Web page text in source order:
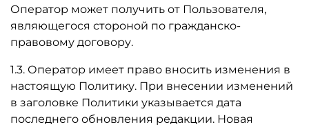
Оператор может получить от Пользователя,
являющегося стороной по гражданско-
правовому договору.
1.3. Оператор имеет право вносить изменения в
настоящую Политику. При внесении изменений
в заголовке Политики указывается дата
последнего обновления редакции. Новая